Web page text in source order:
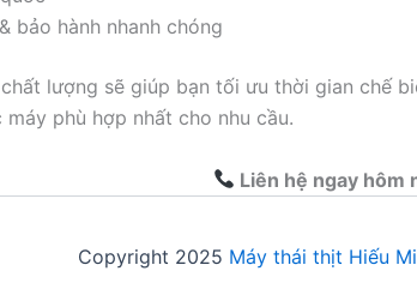
bảo hành nhanh chóng
lượng sẽ giúp bạn tối ưu thời gian chế
phù hợp nhất cho nhu cầu.
Liên hệ ngay hôm
Copyright 2025 Máy thái thịt Hiếu